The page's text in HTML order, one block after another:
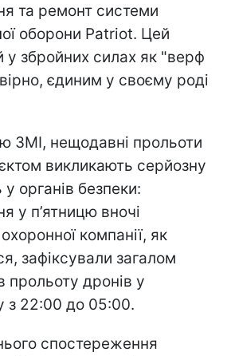
та ремонт системи
оборони Patriot. Цей
у збройних силах як "верф
єдиним у своєму роді
ЗМІ, нещодавні прольоти
викликають серйозну
органів безпеки:
у п’ятницю вночі
компанії, як
зафіксували загалом
прольоту дронів у
з 22:00 до 05:00.
спостереження